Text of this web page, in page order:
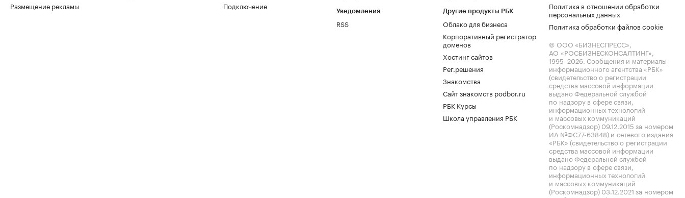
Размещение рекламы
Подключение
Уведомления
RSS
Другие продукты РБК
Облако для бизнеса
Корпоративный регистратор
доменов
Хостинг сайтов
Рег.решения
Знакомства
Сайт знакомств podbor.ru
РБК Курсы
Школа управления РБК
Политика в отношении обработки
персональных данных
Политика обработки файлов cookie
© ООО «БИЗНЕСПРЕСС»,
АО «РОСБИЗНЕСКОНСАЛТИНГ»,
1995–2026. Сообщения и материалы
информационного агентства «РБК»
(свидетельство о регистрации
средства массовой информации
выдано Федеральной службой
по надзору в сфере связи,
информационных технологий
и массовых коммуникаций
(Роскомнадзор) 09.12.2015 за номером
ИА №ФС77-63848) и сетевого издания
«РБК» (свидетельство о регистрации
средства массовой информации
выдано Федеральной службой
по надзору в сфере связи,
информационных технологий
и массовых коммуникаций
(Роскомнадзор) 03.12.2021 за номером